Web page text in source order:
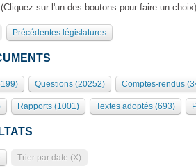
organes
l'Assemblée
des Présidents Bureau Collège des
clés
palais Bourbon
(Cliquez sur l'un des boutons pour faire un choix)
Précédentes législatures
Questions (20252) Comptes-rendus
Rapports (1001) Textes adoptés (693)
Trier par date (X)